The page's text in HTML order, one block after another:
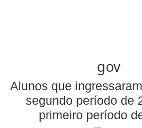
gov
Alunos que
segundo período de
primeiro período